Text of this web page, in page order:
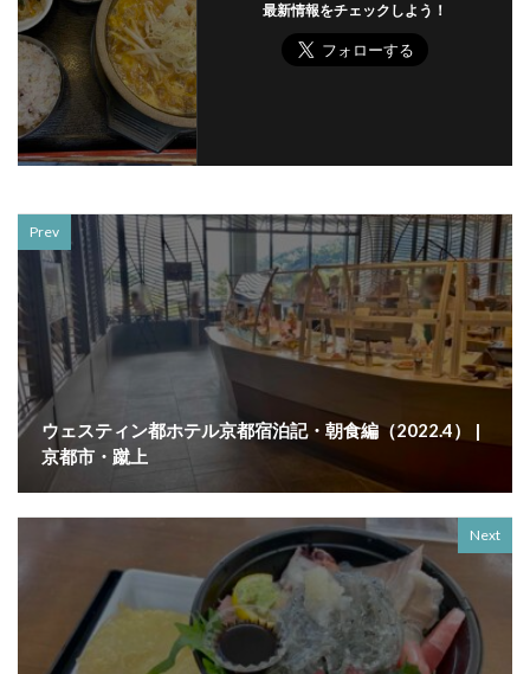
最新情報をチェックしよう！
Prev
ウェスティン都ホテル京都宿泊記・朝食編（2022.4） |
京都市・蹴上
Next